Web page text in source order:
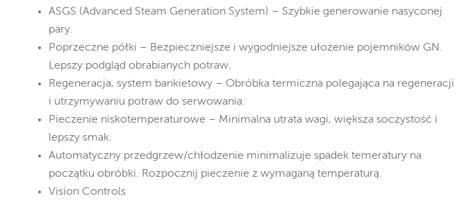
ASGS (Advanced Steam Generation System) – Szybkie generowanie nasyconej
pary.
Poprzeczne półki – Bezpieczniejsze i wygodniejsze ułożenie pojemników GN.
Lepszy podgląd obrabianych potraw.
Regeneracja, system bankietowy – Obróbka termiczna polegająca na regeneracji
i utrzymywaniu potraw do serwowania.
Pieczenie niskotemperaturowe – Minimalna utrata wagi, większa soczystość i
lepszy smak.
Automatyczny przedgrzew/chłodzenie minimalizuje spadek temeratury na
początku obróbki. Rozpocznij pieczenie z wymaganą temperaturą.
Vision Controls